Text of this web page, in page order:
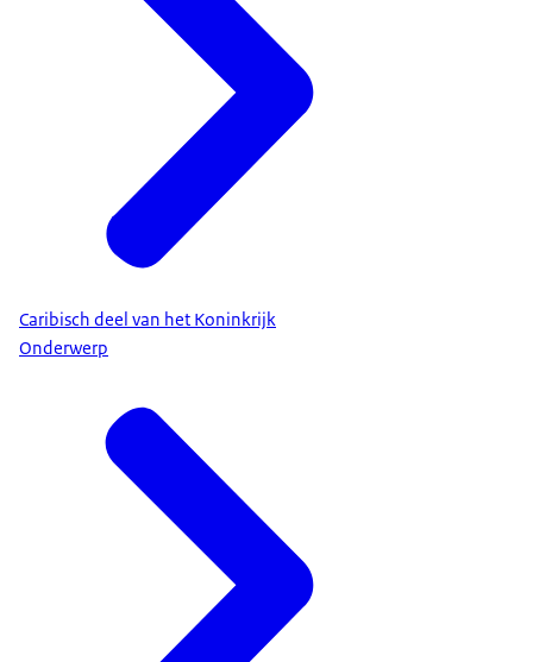
Caribisch deel van het Koninkrijk
Onderwerp